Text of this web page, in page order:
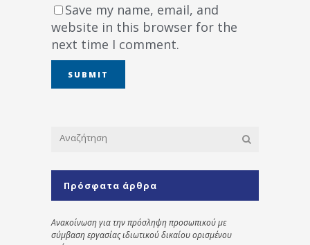
Save my name, email, and
website in this browser for the
next time I comment.
Πρόσφατα άρθρα
Ανακοίνωση για την πρόσληψη προσωπικού με
σύμβαση εργασίας ιδιωτικού δικαίου ορισμένου